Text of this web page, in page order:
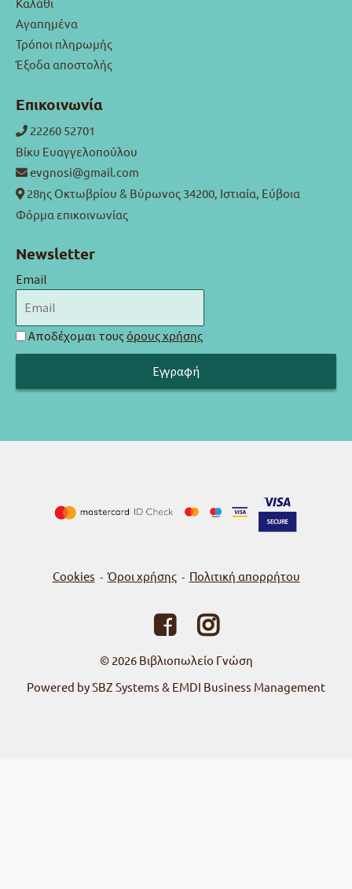
Καλάθι
Αγαπημένα
Τρόποι πληρωμής
Έξοδα αποστολής
Επικοινωνία
22260 52701
Βίκυ Ευαγγελοπούλου
evgnosi@gmail.com
28ης Οκτωβρίου & Βύρωνος 34200, Ιστιαία, Εύβοια
Φόρμα επικοινωνίας
Newsletter
Email
Αποδέχομαι τους όρους χρήσης
Cookies - Όροι χρήσης - Πολιτική απορρήτου
© 2026 Βιβλιοπωλείο Γνώση
Powered by SBZ Systems & EMDI Business Management